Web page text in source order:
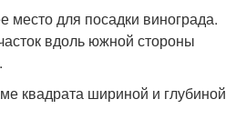
для посадки винограда.
вдоль южной стороны
квадрата шириной и глубиной